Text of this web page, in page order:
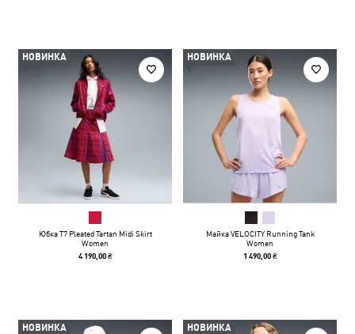
НОВИНКА
Юбка T7 Pleated Tartan Midi Skirt
Women
4 190,00 ₴
НОВИНКА
Майка VELOCITY Running Tank
Women
1 490,00 ₴
НОВИНКА НОВИНКА